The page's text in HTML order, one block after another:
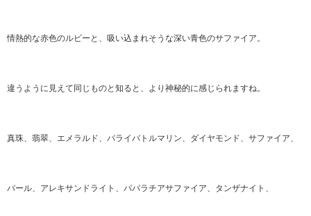
情熱的な赤色のルビーと、吸い込まれそうな深い青色のサファイア。
違うように見えて同じものと知ると、より神秘的に感じられますね。
真珠、翡翠、エメラルド、パライバトルマリン、ダイヤモンド、サファイア、
パール、アレキサンドライト、パパラチアサファイア、タンザナイト、